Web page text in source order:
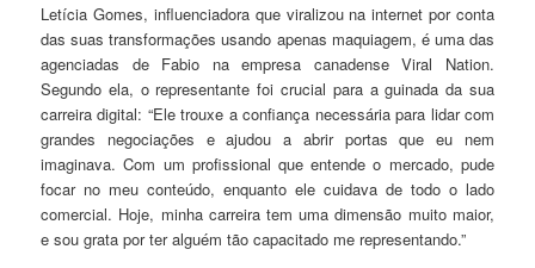
Letícia Gomes, influenciadora que viralizou na internet por conta
das suas transformações usando apenas maquiagem, é uma das
agenciadas de Fabio na empresa canadense Viral Nation.
Segundo ela, o representante foi crucial para a guinada da sua
carreira digital: “Ele trouxe a confiança necessária para lidar com
grandes negociações e ajudou a abrir portas que eu nem
imaginava. Com um profissional que entende o mercado, pude
focar no meu conteúdo, enquanto ele cuidava de todo o lado
comercial. Hoje, minha carreira tem uma dimensão muito maior,
e sou grata por ter alguém tão capacitado me representando.”